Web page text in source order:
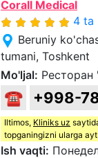
Corall Medical
4 ta
Beruniy
tumani, Toshkent
Mo'ljal: Ресторан
☎ +998-
Iltimos, Kliniks uz
topganingizni ularga
Ish vaqti: